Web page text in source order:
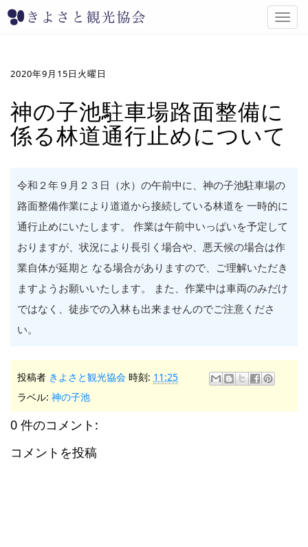
T
o
v
t
o
n
2020年9月15日火曜日
神の子池駐車場路面整備に
係る林道通行止めについて
令和２年９月２３日（水）の午前中に、神の子池駐車場の
路面整備作業により道道から接続している林道を 一時的に
通行止めにいたします。 作業は午前中いっぱいを予定して
おりますが、状況により長引く場合や、悪天候の場合は作
業自体が延期と なる場合がありますので、ご理解いただき
ますようお願いいたします。 また、作業中は車両のみだけ
ではなく、徒歩での入林も出来ませんのでご注意くださ
い。
投稿者 きよさと観光協会 時刻: 11:25
ラベル: 神の子池
0 件のコメント:
コメントを投稿